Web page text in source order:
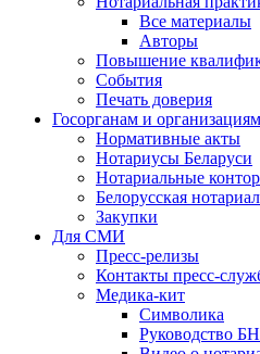
Все материалы
Авторы
Повышение
События
Печать доверия
Госорганам и организациям
Нормативные акты
Нотариусы Беларуси
Нотариальные
Белорусская
Закупки
Для СМИ
Пресс-релизы
Контакты пресс-
Медика-кит
Символика
Руководство